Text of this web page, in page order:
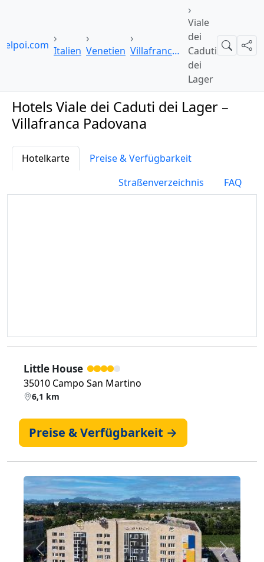
Italien Venetien Villafranca Padovana
Viale
dei
Caduti
dei
Lager
Suche
Hotels Viale dei Caduti dei Lager –
Villafranca Padovana
Hotelkarte
Preise & Verfügbarkeit
Straßenverzeichnis
FAQ
Little House
35010 Campo San Martino
6,1 km
Preise & Verfügbarkeit →
Zurück Weiter